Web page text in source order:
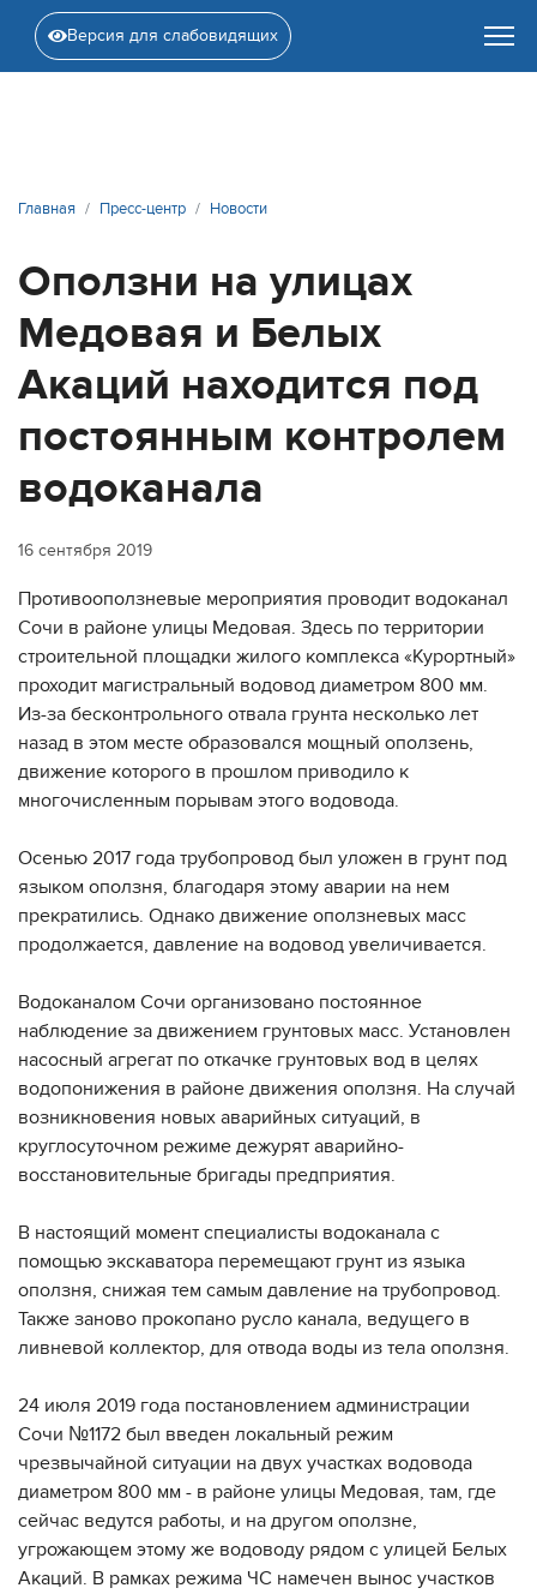
Версия для слабовидящих
Главная Пресс-центр Новости
Оползни на улицах
Медовая и Белых
Акаций находится под
постоянным контролем
водоканала
16 сентября 2019
Противооползневые мероприятия проводит водоканал
Сочи в районе улицы Медовая. Здесь по территории
строительной площадки жилого комплекса «Курортный»
проходит магистральный водовод диаметром 800 мм.
Из-за бесконтрольного отвала грунта несколько лет
назад в этом месте образовался мощный оползень,
движение которого в прошлом приводило к
многочисленным порывам этого водовода.
Осенью 2017 года трубопровод был уложен в грунт под
языком оползня, благодаря этому аварии на нем
прекратились. Однако движение оползневых масс
продолжается, давление на водовод увеличивается.
Водоканалом Сочи организовано постоянное
наблюдение за движением грунтовых масс. Установлен
насосный агрегат по откачке грунтовых вод в целях
водопонижения в районе движения оползня. На случай
возникновения новых аварийных ситуаций, в
круглосуточном режиме дежурят аварийно-
восстановительные бригады предприятия.
В настоящий момент специалисты водоканала с
помощью экскаватора перемещают грунт из языка
оползня, снижая тем самым давление на трубопровод.
Также заново прокопано русло канала, ведущего в
ливневой коллектор, для отвода воды из тела оползня.
24 июля 2019 года постановлением администрации
Сочи №1172 был введен локальный режим
чрезвычайной ситуации на двух участках водовода
диаметром 800 мм - в районе улицы Медовая, там, где
сейчас ведутся работы, и на другом оползне,
угрожающем этому же водоводу рядом с улицей Белых
Акаций. В рамках режима ЧС намечен вынос участков